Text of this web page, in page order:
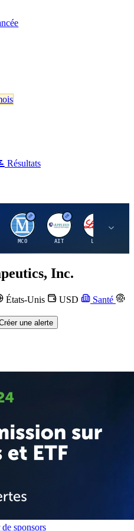
Résultats
M
MCO
A
AIT
Inc.
États-Unis USD
Santé
une alerte
sponsors